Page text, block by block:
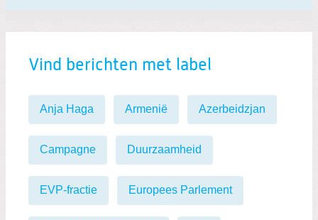
Vind berichten met label
Anja Haga Armenië Azerbeidzjan
Campagne Duurzaamheid
EVP-fractie Europees Parlement